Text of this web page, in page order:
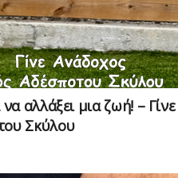
αλλάξει μια ζωή! – Γίνε
Σκύλου